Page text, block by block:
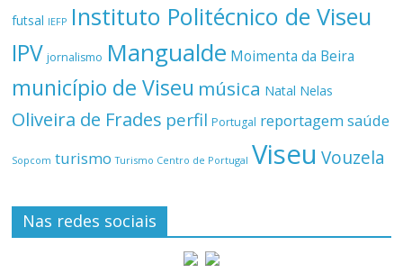
futsal IEFP Instituto Politécnico de Viseu
IPV jornalismo Mangualde Moimenta da Beira
município de Viseu música Natal Nelas
Oliveira de Frades perfil Portugal reportagemsaúde
Sopcom turismo Turismo Centro de Portugal Viseu Vouzela
Nas redes sociais